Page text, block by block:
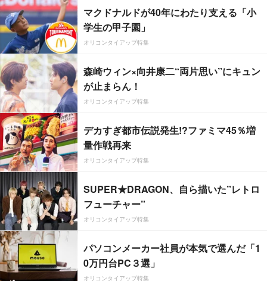
マクドナルドが40年にわたり支える「小
学生の甲子園」
オリコンタイアップ特集
森崎ウィン×向井康二“両片思い”にキュン
が止まらん！
オリコンタイアップ特集
デカすぎ都市伝説発生!?ファミマ45％増
量作戦再来
オリコンタイアップ特集
SUPER★DRAGON、自ら描いた”レトロ
フューチャー”
オリコンタイアップ特集
パソコンメーカー社員が本気で選んだ「1
0万円台PC３選」
オリコンタイアップ特集